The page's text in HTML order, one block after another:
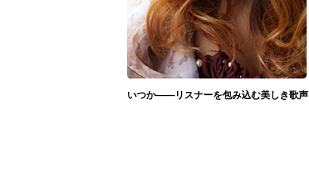
いつか――リスナーを包み込む美しき歌声